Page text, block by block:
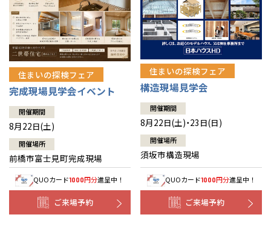
住まいの探検フェア
完成現場見学会イベント
開催期間
8月22日(土)
開催場所
前橋市富士見町完成現場
QUOカード1000円分進呈中！
ご来場予約
住まいの探検フェア
構造現場見学会
開催期間
8月22日(土)・23日(日)
開催場所
須坂市構造現場
QUOカード1000円分進呈中！
ご来場予約